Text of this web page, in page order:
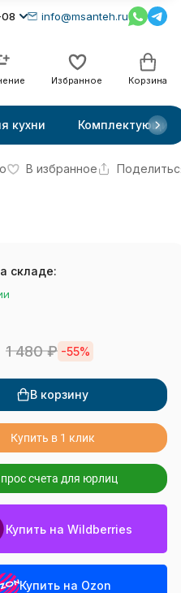
info@msanteh.ru
Избранное Корзина
кухни Комплектующие
В избранное
складе:
1 480₽ -55%
В корзину
Купить в 1 клик
счета для юрлиц
Купить на Wildberries
Купить на Ozon